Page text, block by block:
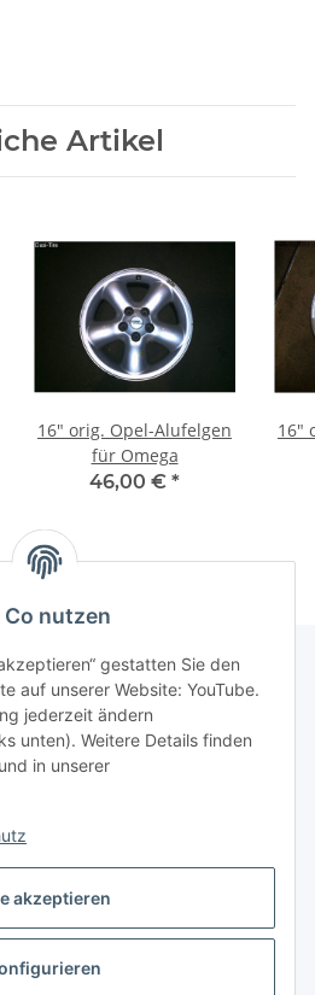
akzeptieren
nutzen
gestatten Sie den
auf unserer Website: YouTube.
jederzeit ändern
unten). Weitere Details finden
und in unserer
Artikel
16" orig. Opel-Alufelgen
für Omega
46,00 € *
16"